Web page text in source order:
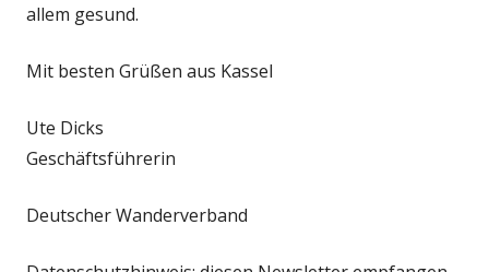
allem gesund.
Mit besten Grüßen aus Kassel
Ute Dicks
Geschäftsführerin
Deutscher Wanderverband